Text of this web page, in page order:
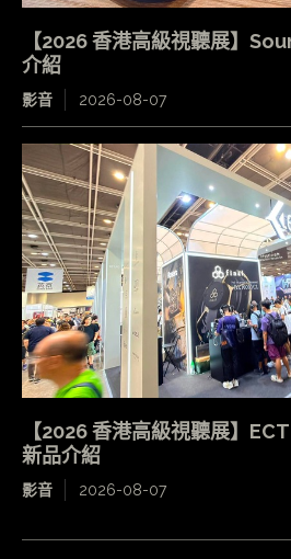
【2026 香港高級視聽展】
介紹
影音 2026-08-07
【2026 香港高級視聽展】
新品介紹
影音 2026-08-07